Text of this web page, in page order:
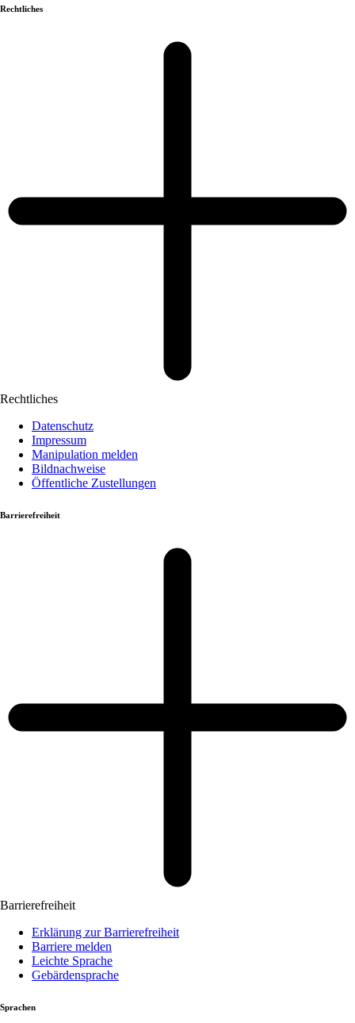
Rechtliches
Rechtliches
Datenschutz
Impressum
Manipulation melden
Bildnachweise
Öffentliche Zustellungen
Barrierefreiheit
Barrierefreiheit
Erklärung zur Barrierefreiheit
Barriere melden
Leichte Sprache
Gebärdensprache
Sprachen